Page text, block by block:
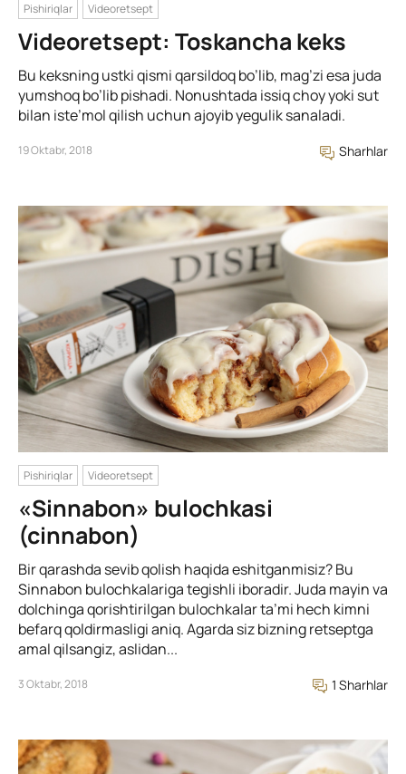
Pishiriqlar Videoretsept
Videoretsept: Toskancha keks
Bu keksning ustki qismi qarsildoq bo’lib, mag’zi esa juda
yumshoq bo’lib pishadi. Nonushtada issiq choy yoki sut
bilan iste’mol qilish uchun ajoyib yegulik sanaladi.
19 Oktabr, 2018 Sharhlar
Pishiriqlar Videoretsept
«Sinnabon» bulochkasi
(cinnabon)
Bir qarashda sevib qolish haqida eshitganmisiz? Bu
Sinnabon bulochkalariga tegishli iboradir. Juda mayin va
dolchinga qorishtirilgan bulochkalar ta’mi hech kimni
befarq qoldirmasligi aniq. Agarda siz bizning retseptga
amal qilsangiz, aslidan...
3 Oktabr, 2018 1 Sharhlar